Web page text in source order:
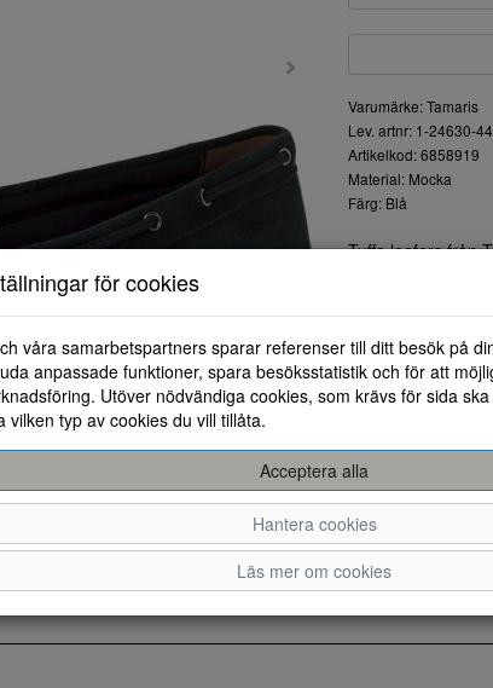
Varumärke: Tamaris
Lev. artnr: 1-24630-
Artikelkod: 6858919
Material: Mocka
Färg: Blå
Tuffa loafers från
36 37
för cookies
våra samarbetspartners sparar referenser till ditt besök på
anpassade funktioner, spara besöksstatistik och för att
Utöver nödvändiga cookies, som krävs för sida
vilken typ av cookies du vill tillåta.
Acceptera alla
Hantera cookies
Läs mer om cookies